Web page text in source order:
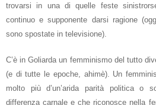
trovarsi in una di quelle feste
continuo e supponente darsi ragione
sono spostate in televisione).
C’è in Goliarda un femminismo del tutto
(e di tutte le epoche, ahimè). Un
molto più d’un’arida parità politica o
differenza carnale e che riconosce nella